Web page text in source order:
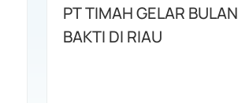
PT TIMAH GELAR BULAN
BAKTI DI RIAU